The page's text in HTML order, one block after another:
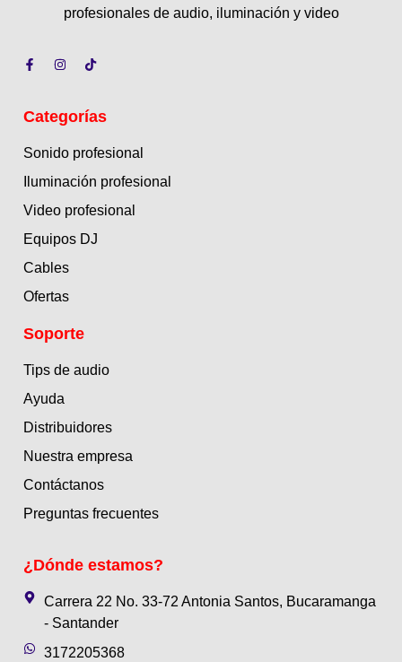
profesionales de audio, iluminación y video
Categorías
Sonido profesional
Iluminación profesional
Video profesional
Equipos DJ
Cables
Ofertas
Soporte
Tips de audio
Ayuda
Distribuidores
Nuestra empresa
Contáctanos
Preguntas frecuentes
¿Dónde estamos?
Carrera 22 No. 33-72 Antonia Santos, Bucaramanga
- Santander
3172205368